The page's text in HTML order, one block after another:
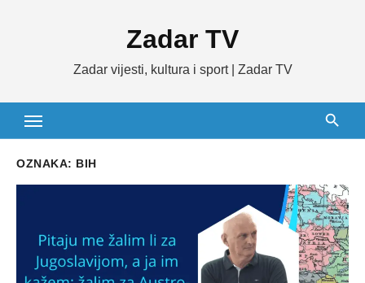
Zadar TV
Zadar vijesti, kultura i sport | Zadar TV
OZNAKA: BIH